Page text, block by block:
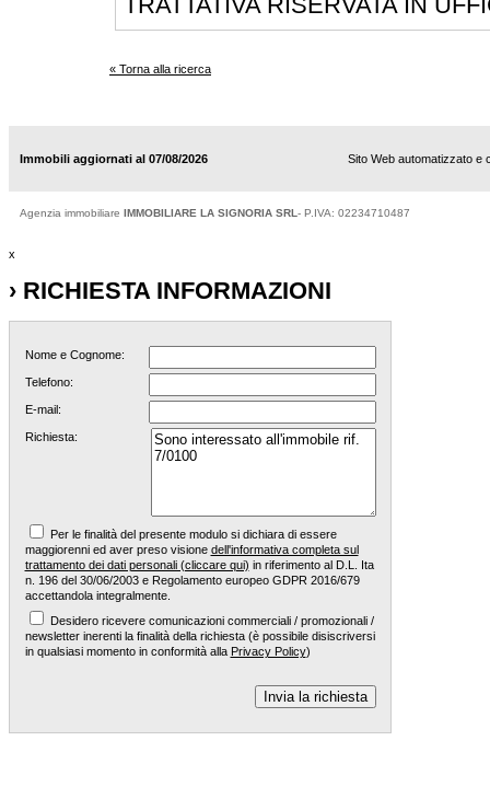
« Torna alla ricerca
Immobili aggiornati al 07/08/2026 Sito Web automatizzato e
Agenzia immobiliare IMMOBILIARE LA SIGNORIA SRL - P.IVA: 02234710487
x
› RICHIESTA INFORMAZIONI
Nome e Cognome:
Telefono:
E-mail:
Richiesta:
Per le finalità del presente modulo si dichiara di essere
maggiorenni ed aver preso visione dell'informativa completa sul
trattamento dei dati personali (cliccare qui) in riferimento al D.L. Ita
n. 196 del 30/06/2003 e Regolamento europeo GDPR 2016/679
accettandola integralmente.
Desidero ricevere comunicazioni commerciali / promozionali /
newsletter inerenti la finalità della richiesta (è possibile disiscriversi
in qualsiasi momento in conformità alla Privacy Policy)